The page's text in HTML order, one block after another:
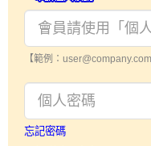
【範例：user@company.com
忘記密碼